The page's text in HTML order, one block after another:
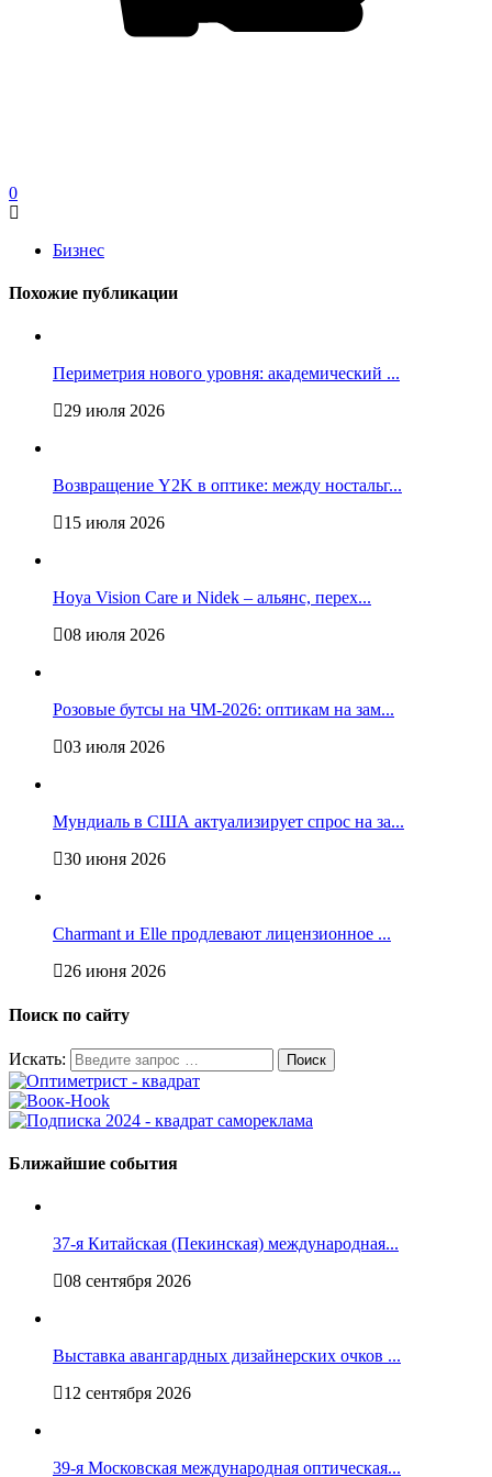
0
Бизнес
Похожие публикации
Периметрия нового уровня: академический ...
29 июля 2026
Возвращение Y2K в оптике: между ностальг...
15 июля 2026
Hoya Vision Care и Nidek – альянс, перех...
08 июля 2026
Розовые бутсы на ЧМ-2026: оптикам на зам...
03 июля 2026
Мундиаль в США актуализирует спрос на за...
30 июня 2026
Charmant и Elle продлевают лицензионное ...
26 июня 2026
Поиск по сайту
Искать:
Ближайшие события
37-я Китайская (Пекинская) международная...
08 сентября 2026
Выставка авангардных дизайнерских очков ...
12 сентября 2026
39-я Московская международная оптическая...